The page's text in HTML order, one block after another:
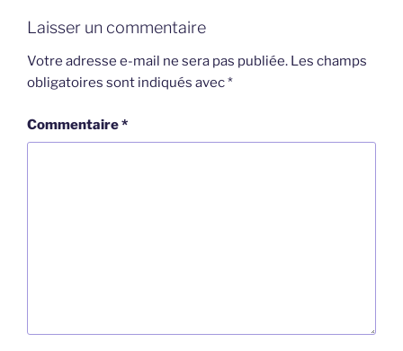
Laisser un commentaire
Votre adresse e-mail ne sera pas publiée. Les champs
obligatoires sont indiqués avec*
Commentaire*